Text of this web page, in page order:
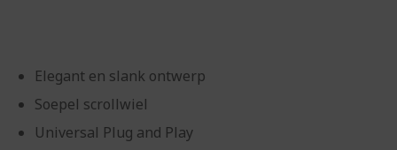
Elegant en slank ontwerp
Soepel scrollwiel
Universal Plug and Play